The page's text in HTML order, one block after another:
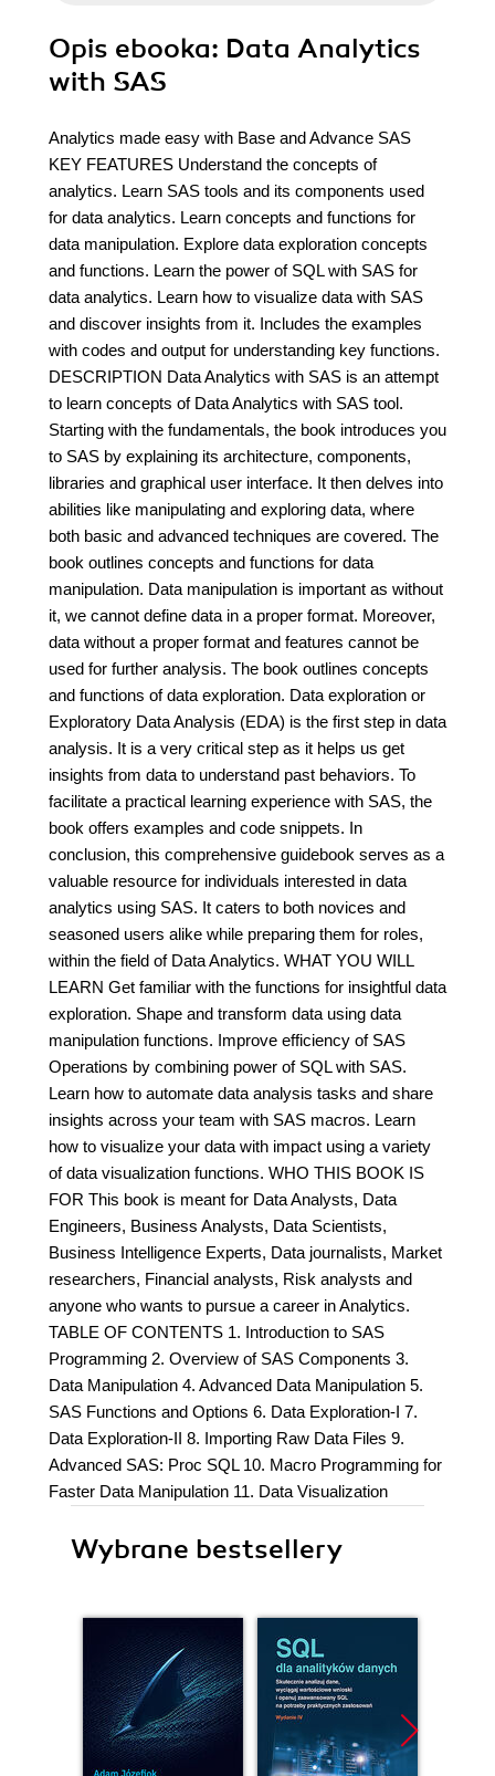
Opis ebooka: Data Analytics
with SAS
Analytics made easy with Base and Advance SAS
KEY FEATURES Understand the concepts of
analytics. Learn SAS tools and its components used
for data analytics. Learn concepts and functions for
data manipulation. Explore data exploration concepts
and functions. Learn the power of SQL with SAS for
data analytics. Learn how to visualize data with SAS
and discover insights from it. Includes the examples
with codes and output for understanding key functions.
DESCRIPTION Data Analytics with SAS is an attempt
to learn concepts of Data Analytics with SAS tool.
Starting with the fundamentals, the book introduces you
to SAS by explaining its architecture, components,
libraries and graphical user interface. It then delves into
abilities like manipulating and exploring data, where
both basic and advanced techniques are covered. The
book outlines concepts and functions for data
manipulation. Data manipulation is important as without
it, we cannot define data in a proper format. Moreover,
data without a proper format and features cannot be
used for further analysis. The book outlines concepts
and functions of data exploration. Data exploration or
Exploratory Data Analysis (EDA) is the first step in data
analysis. It is a very critical step as it helps us get
insights from data to understand past behaviors. To
facilitate a practical learning experience with SAS, the
book offers examples and code snippets. In
conclusion, this comprehensive guidebook serves as a
valuable resource for individuals interested in data
analytics using SAS. It caters to both novices and
seasoned users alike while preparing them for roles,
within the field of Data Analytics. WHAT YOU WILL
LEARN Get familiar with the functions for insightful data
exploration. Shape and transform data using data
manipulation functions. Improve efficiency of SAS
Operations by combining power of SQL with SAS.
Learn how to automate data analysis tasks and share
insights across your team with SAS macros. Learn
how to visualize your data with impact using a variety
of data visualization functions. WHO THIS BOOK IS
FOR This book is meant for Data Analysts, Data
Engineers, Business Analysts, Data Scientists,
Business Intelligence Experts, Data journalists, Market
researchers, Financial analysts, Risk analysts and
anyone who wants to pursue a career in Analytics.
TABLE OF CONTENTS 1. Introduction to SAS
Programming 2. Overview of SAS Components 3.
Data Manipulation 4. Advanced Data Manipulation 5.
SAS Functions and Options 6. Data Exploration-I 7.
Data Exploration-II 8. Importing Raw Data Files 9.
Advanced SAS: Proc SQL 10. Macro Programming for
Faster Data Manipulation 11. Data Visualization
Wybrane bestsellery